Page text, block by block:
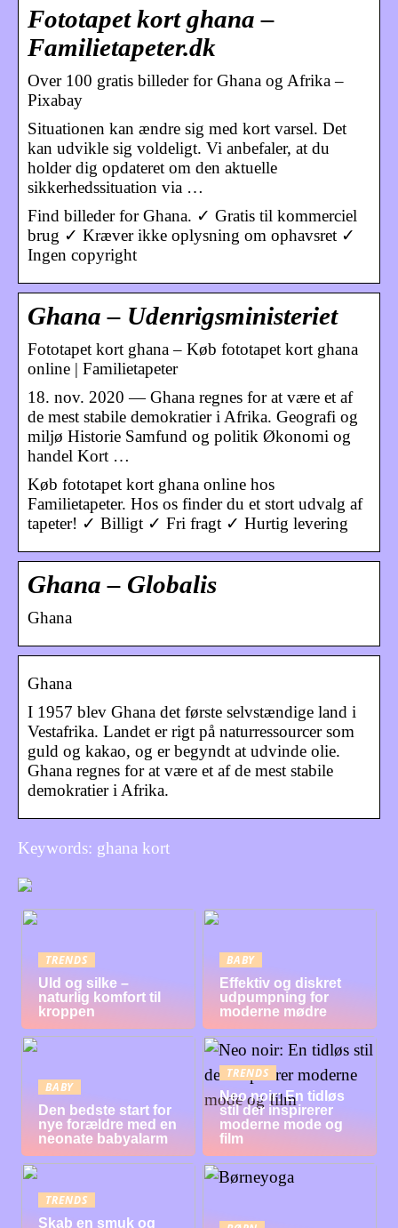
Fototapet kort ghana –
Familietapeter.dk
Over 100 gratis billeder for Ghana og Afrika –
Pixabay
Situationen kan ændre sig med kort varsel. Det
kan udvikle sig voldeligt. Vi anbefaler, at du
holder dig opdateret om den aktuelle
sikkerhedssituation via …
Find billeder for Ghana. ✓ Gratis til kommerciel
brug ✓ Kræver ikke oplysning om ophavsret ✓
Ingen copyright
Ghana – Udenrigsministeriet
Fototapet kort ghana – Køb fototapet kort ghana
online | Familietapeter
18. nov. 2020 — Ghana regnes for at være et af
de mest stabile demokratier i Afrika. Geografi og
miljø Historie Samfund og politik Økonomi og
handel Kort …
Køb fototapet kort ghana online hos
Familietapeter. Hos os finder du et stort udvalg af
tapeter! ✓ Billigt ✓ Fri fragt ✓ Hurtig levering
Ghana – Globalis
Ghana
Ghana
I 1957 blev Ghana det første selvstændige land i
Vestafrika. Landet er rigt på naturressourcer som
guld og kakao, og er begyndt at udvinde olie.
Ghana regnes for at være et af de mest stabile
demokratier i Afrika.
Keywords: ghana kort
TRENDS
Uld og silke –
naturlig komfort til
kroppen
BABY
Effektiv og diskret
udpumpning for
moderne mødre
BABY
Den bedste start for
nye forældre med en
neonate babyalarm
TRENDS
Neo noir: En tidløs
stil der inspirerer
moderne mode og
film
TRENDS
Skab en smuk og